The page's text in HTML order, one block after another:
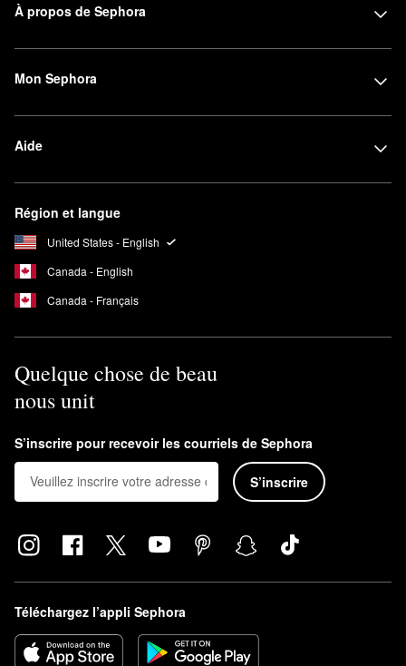
À propos de Sephora
Mon Sephora
Aide
Région et langue
United States - English
Canada - English
Canada - Français
Quelque chose de beau
nous unit
S’inscrire pour recevoir les courriels de Sephora
S’inscrire
Téléchargez l’appli Sephora